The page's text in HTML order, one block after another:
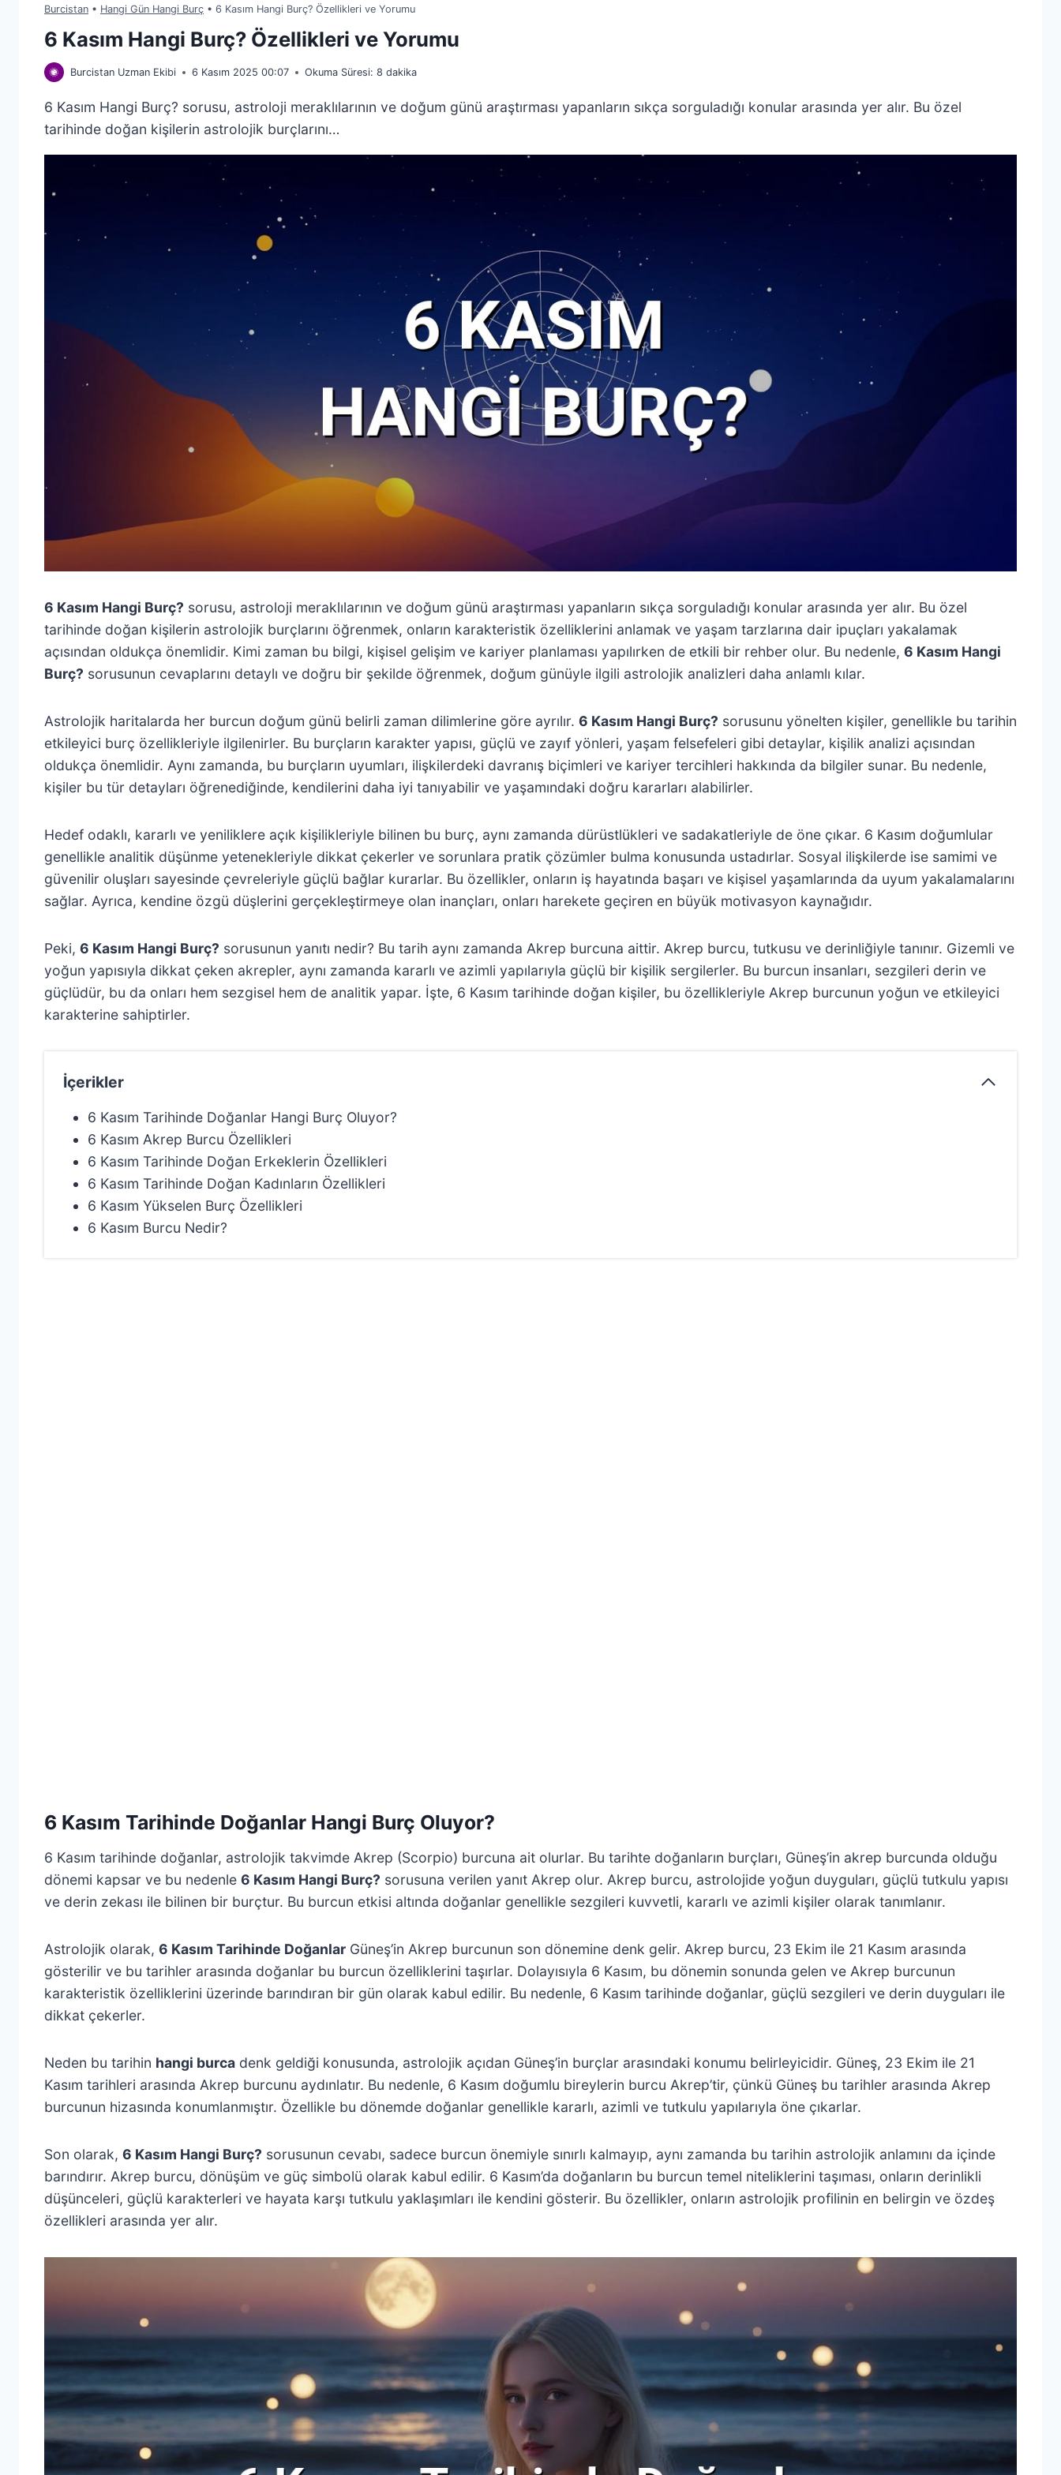
Burcistan • Hangi Gün Hangi Burç • 6 Kasım Hangi Burç? Özellikleri ve Yorumu
6 Kasım Hangi Burç? Özellikleri ve Yorumu
Burcistan Uzman Ekibi 6 Kasım 2025 00:07 Okuma Süresi: 8 dakika
6 Kasım Hangi Burç? sorusu, astroloji meraklılarının ve doğum günü araştırması yapanların sıkça sorguladığı konular arasında yer alır. Bu özel
tarihinde doğan kişilerin astrolojik burçlarını…
6 Kasım Hangi Burç? sorusu, astroloji meraklılarının ve doğum günü araştırması yapanların sıkça sorguladığı konular arasında yer alır. Bu özel
tarihinde doğan kişilerin astrolojik burçlarını öğrenmek, onların karakteristik özelliklerini anlamak ve yaşam tarzlarına dair ipuçları yakalamak
açısından oldukça önemlidir. Kimi zaman bu bilgi, kişisel gelişim ve kariyer planlaması yapılırken de etkili bir rehber olur. Bu nedenle, 6 Kasım Hangi
Burç? sorusunun cevaplarını detaylı ve doğru bir şekilde öğrenmek, doğum günüyle ilgili astrolojik analizleri daha anlamlı kılar.
Astrolojik haritalarda her burcun doğum günü belirli zaman dilimlerine göre ayrılır. 6 Kasım Hangi Burç? sorusunu yönelten kişiler, genellikle bu tarihin
etkileyici burç özellikleriyle ilgilenirler. Bu burçların karakter yapısı, güçlü ve zayıf yönleri, yaşam felsefeleri gibi detaylar, kişilik analizi açısından
oldukça önemlidir. Aynı zamanda, bu burçların uyumları, ilişkilerdeki davranış biçimleri ve kariyer tercihleri hakkında da bilgiler sunar. Bu nedenle,
kişiler bu tür detayları öğrenediğinde, kendilerini daha iyi tanıyabilir ve yaşamındaki doğru kararları alabilirler.
Hedef odaklı, kararlı ve yeniliklere açık kişilikleriyle bilinen bu burç, aynı zamanda dürüstlükleri ve sadakatleriyle de öne çıkar. 6 Kasım doğumlular
genellikle analitik düşünme yetenekleriyle dikkat çekerler ve sorunlara pratik çözümler bulma konusunda ustadırlar. Sosyal ilişkilerde ise samimi ve
güvenilir oluşları sayesinde çevreleriyle güçlü bağlar kurarlar. Bu özellikler, onların iş hayatında başarı ve kişisel yaşamlarında da uyum yakalamalarını
sağlar. Ayrıca, kendine özgü düşlerini gerçekleştirmeye olan inançları, onları harekete geçiren en büyük motivasyon kaynağıdır.
Peki, 6 Kasım Hangi Burç? sorusunun yanıtı nedir? Bu tarih aynı zamanda Akrep burcuna aittir. Akrep burcu, tutkusu ve derinliğiyle tanınır. Gizemli ve
yoğun yapısıyla dikkat çeken akrepler, aynı zamanda kararlı ve azimli yapılarıyla güçlü bir kişilik sergilerler. Bu burcun insanları, sezgileri derin ve
güçlüdür, bu da onları hem sezgisel hem de analitik yapar. İşte, 6 Kasım tarihinde doğan kişiler, bu özellikleriyle Akrep burcunun yoğun ve etkileyici
karakterine sahiptirler.
İçerikler
6 Kasım Tarihinde Doğanlar Hangi Burç Oluyor?
6 Kasım Akrep Burcu Özellikleri
6 Kasım Tarihinde Doğan Erkeklerin Özellikleri
6 Kasım Tarihinde Doğan Kadınların Özellikleri
6 Kasım Yükselen Burç Özellikleri
6 Kasım Burcu Nedir?
6 Kasım Tarihinde Doğanlar Hangi Burç Oluyor?
6 Kasım tarihinde doğanlar, astrolojik takvimde Akrep (Scorpio) burcuna ait olurlar. Bu tarihte doğanların burçları, Güneş’in akrep burcunda olduğu
dönemi kapsar ve bu nedenle 6 Kasım Hangi Burç? sorusuna verilen yanıt Akrep olur. Akrep burcu, astrolojide yoğun duyguları, güçlü tutkulu yapısı
ve derin zekası ile bilinen bir burçtur. Bu burcun etkisi altında doğanlar genellikle sezgileri kuvvetli, kararlı ve azimli kişiler olarak tanımlanır.
Astrolojik olarak, 6 Kasım Tarihinde Doğanlar Güneş’in Akrep burcunun son dönemine denk gelir. Akrep burcu, 23 Ekim ile 21 Kasım arasında
gösterilir ve bu tarihler arasında doğanlar bu burcun özelliklerini taşırlar. Dolayısıyla 6 Kasım, bu dönemin sonunda gelen ve Akrep burcunun
karakteristik özelliklerini üzerinde barındıran bir gün olarak kabul edilir. Bu nedenle, 6 Kasım tarihinde doğanlar, güçlü sezgileri ve derin duyguları ile
dikkat çekerler.
Neden bu tarihin hangi burca denk geldiği konusunda, astrolojik açıdan Güneş’in burçlar arasındaki konumu belirleyicidir. Güneş, 23 Ekim ile 21
Kasım tarihleri arasında Akrep burcunu aydınlatır. Bu nedenle, 6 Kasım doğumlu bireylerin burcu Akrep’tir, çünkü Güneş bu tarihler arasında Akrep
burcunun hizasında konumlanmıştır. Özellikle bu dönemde doğanlar genellikle kararlı, azimli ve tutkulu yapılarıyla öne çıkarlar.
Son olarak, 6 Kasım Hangi Burç? sorusunun cevabı, sadece burcun önemiyle sınırlı kalmayıp, aynı zamanda bu tarihin astrolojik anlamını da içinde
barındırır. Akrep burcu, dönüşüm ve güç simbolü olarak kabul edilir. 6 Kasım’da doğanların bu burcun temel niteliklerini taşıması, onların derinlikli
düşünceleri, güçlü karakterleri ve hayata karşı tutkulu yaklaşımları ile kendini gösterir. Bu özellikler, onların astrolojik profilinin en belirgin ve özdeş
özellikleri arasında yer alır.